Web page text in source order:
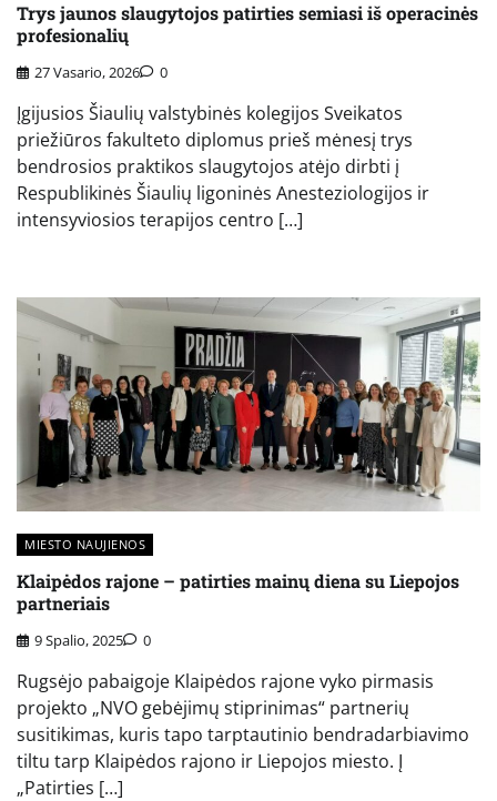
Trys jaunos slaugytojos patirties semiasi iš operacinės
profesionalių
27 Vasario, 2026 0
Įgijusios Šiaulių valstybinės kolegijos Sveikatos
priežiūros fakulteto diplomus prieš mėnesį trys
bendrosios praktikos slaugytojos atėjo dirbti į
Respublikinės Šiaulių ligoninės Anesteziologijos ir
intensyviosios terapijos centro […]
MIESTO NAUJIENOS
Klaipėdos rajone – patirties mainų diena su Liepojos
partneriais
9 Spalio, 2025 0
Rugsėjo pabaigoje Klaipėdos rajone vyko pirmasis
projekto „NVO gebėjimų stiprinimas“ partnerių
susitikimas, kuris tapo tarptautinio bendradarbiavimo
tiltu tarp Klaipėdos rajono ir Liepojos miesto. Į
„Patirties […]